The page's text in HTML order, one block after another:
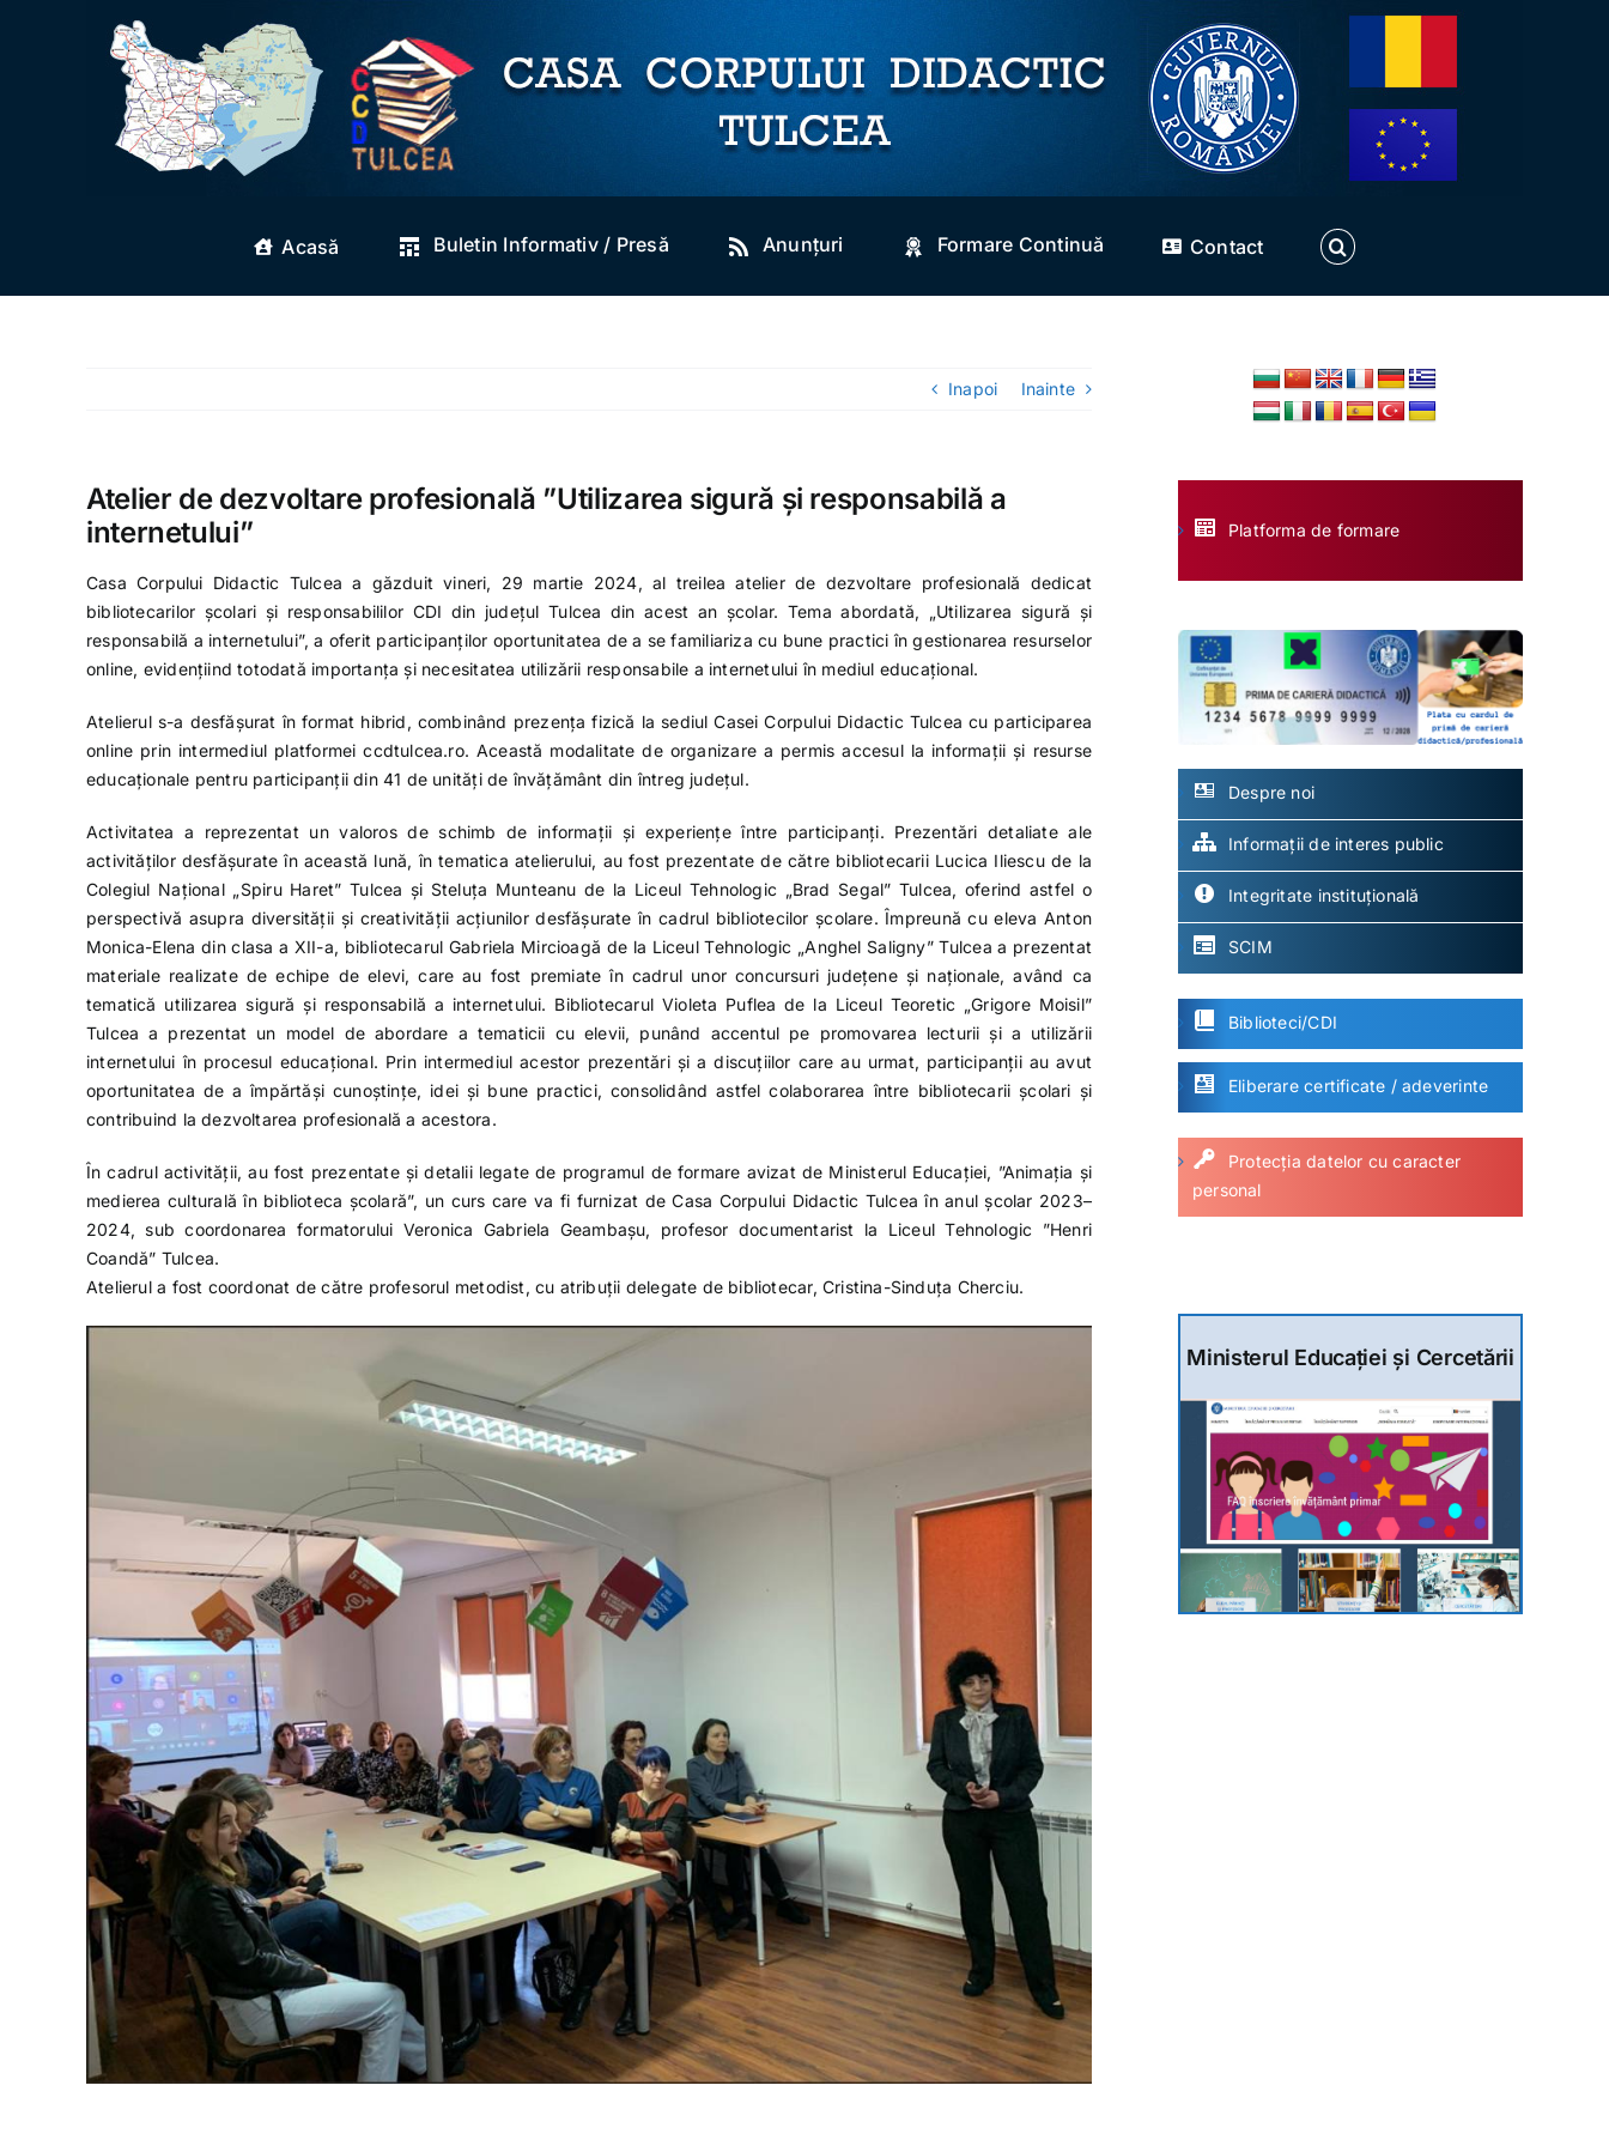
Acasă Buletin Informativ / Presă Anunțuri Formare Continuă Contact
Inapoi Inainte
Atelier de dezvoltare profesională ”Utilizarea sigură și responsabilă a
internetului”
Casa Corpului Didactic Tulcea a găzduit vineri, 29 martie 2024, al treilea atelier de dezvoltare profesională dedicat
bibliotecarilor școlari și responsabililor CDI din județul Tulcea din acest an școlar. Tema abordată, „Utilizarea sigură și
responsabilă a internetului”, a oferit participanților oportunitatea de a se familiariza cu bune practici în gestionarea resurselor
online, evidențiind totodată importanța și necesitatea utilizării responsabile a internetului în mediul educațional.
Atelierul s-a desfășurat în format hibrid, combinând prezența fizică la sediul Casei Corpului Didactic Tulcea cu participarea
online prin intermediul platformei ccdtulcea.ro. Această modalitate de organizare a permis accesul la informații și resurse
educaționale pentru participanții din 41 de unități de învățământ din întreg județul.
Activitatea a reprezentat un valoros de schimb de informații și experiențe între participanți. Prezentări detaliate ale
activităților desfășurate în această lună, în tematica atelierului, au fost prezentate de către bibliotecarii Lucica Iliescu de la
Colegiul Național „Spiru Haret” Tulcea și Steluța Munteanu de la Liceul Tehnologic „Brad Segal” Tulcea, oferind astfel o
perspectivă asupra diversității și creativității acțiunilor desfășurate în cadrul bibliotecilor școlare. Împreună cu eleva Anton
Monica-Elena din clasa a XII-a, bibliotecarul Gabriela Mircioagă de la Liceul Tehnologic „Anghel Saligny” Tulcea a prezentat
materiale realizate de echipe de elevi, care au fost premiate în cadrul unor concursuri județene și naționale, având ca
tematică utilizarea sigură și responsabilă a internetului. Bibliotecarul Violeta Puflea de la Liceul Teoretic „Grigore Moisil”
Tulcea a prezentat un model de abordare a tematicii cu elevii, punând accentul pe promovarea lecturii și a utilizării
internetului în procesul educațional. Prin intermediul acestor prezentări și a discuțiilor care au urmat, participanții au avut
oportunitatea de a împărtăși cunoștințe, idei și bune practici, consolidând astfel colaborarea între bibliotecarii școlari și
contribuind la dezvoltarea profesională a acestora.
În cadrul activității, au fost prezentate și detalii legate de programul de formare avizat de Ministerul Educației, ”Animația și
medierea culturală în biblioteca școlară”, un curs care va fi furnizat de Casa Corpului Didactic Tulcea în anul școlar 2023–
2024, sub coordonarea formatorului Veronica Gabriela Geambașu, profesor documentarist la Liceul Tehnologic ”Henri
Coandă” Tulcea.
Atelierul a fost coordonat de către profesorul metodist, cu atribuții delegate de bibliotecar, Cristina-Sinduța Cherciu.
Platforma de formare
Despre noi
Informații de interes public
Integritate instituțională
SCIM
Biblioteci/CDI
Eliberare certificate / adeverinte
Protecția datelor cu caracter
personal
Ministerul Educației și Cercetării